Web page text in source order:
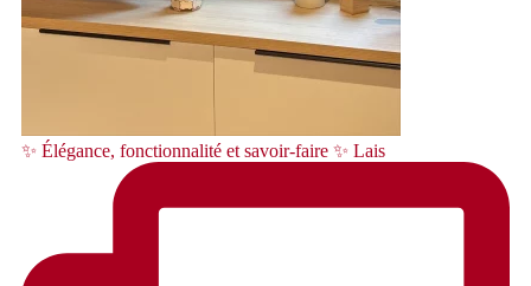
✨ Élégance, fonctionnalité et savoir-faire ✨ Lais